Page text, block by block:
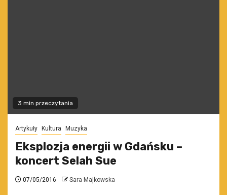
3 min przeczytania
Artykuły Kultura Muzyka
Eksplozja energii w Gdańsku –
koncert Selah Sue
07/05/2016 Sara Majkowska